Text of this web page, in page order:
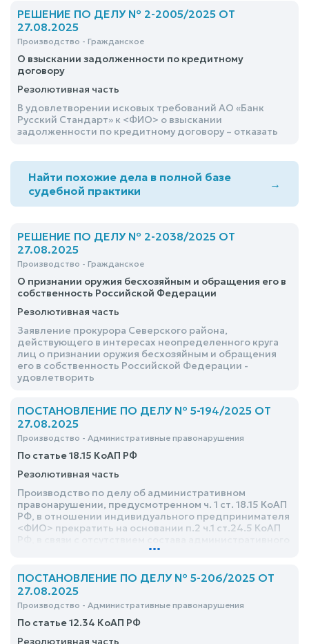
РЕШЕНИЕ ПО ДЕЛУ № 2-2005/2025 ОТ
27.08.2025
Производство - Гражданское
О взыскании задолженности по кредитному
договору
Резолютивная часть
В удовлетворении исковых требований АО «Банк
Русский Стандарт» к <ФИО> о взыскании
задолженности по кредитному договору – отказать
Найти похожие дела в полной базе
судебной практики
→
РЕШЕНИЕ ПО ДЕЛУ № 2-2038/2025 ОТ
27.08.2025
Производство - Гражданское
О признании оружия бесхозяйным и обращения его в
собственность Российской Федерации
Резолютивная часть
Заявление прокурора Северского района,
действующего в интересах неопределенного круга
лиц о признании оружия бесхозяйным и обращения
его в собственность Российской Федерации -
удовлетворить
ПОСТАНОВЛЕНИЕ ПО ДЕЛУ № 5-194/2025 ОТ
27.08.2025
Производство - Административные правонарушения
По статье 18.15 КоАП РФ
Резолютивная часть
Производство по делу об административном
правонарушении, предусмотренном ч. 1 ст. 18.15 КоАП
РФ, в отношении индивидуального предпринимателя
<ФИО> прекратить на основании п.2 ч.1 ст.24.5 КоАП
РФ, в связи с отсутствием состава административного
...
ПОСТАНОВЛЕНИЕ ПО ДЕЛУ № 5-206/2025 ОТ
27.08.2025
Производство - Административные правонарушения
По статье 12.34 КоАП РФ
Резолютивная часть